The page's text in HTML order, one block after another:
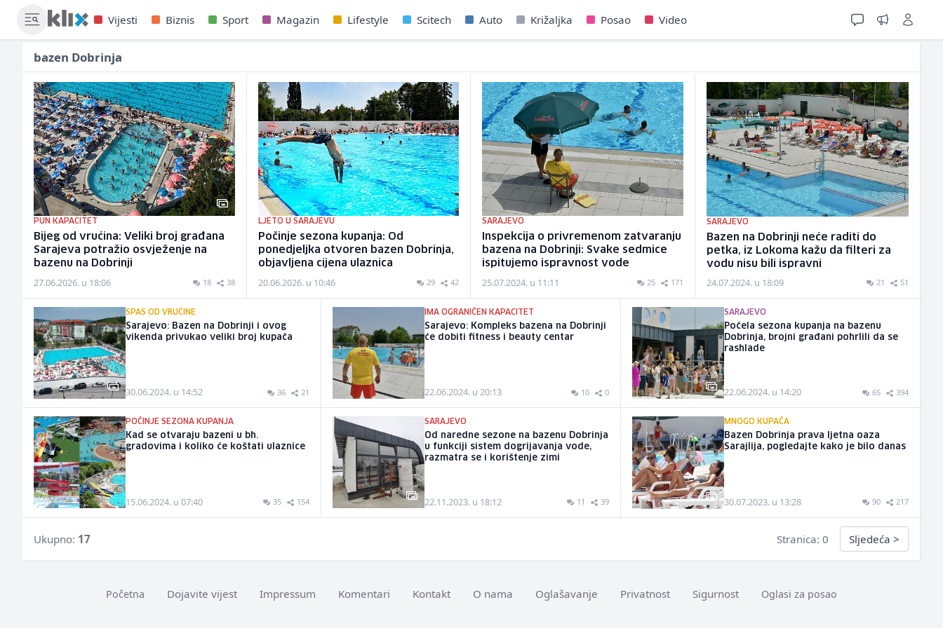
Vijesti Biznis Sport Magazin Lifestyle Scitech Auto Križaljka Posao Video
bazen Dobrinja
PUN KAPACITET
Bijeg od vrućina: Veliki broj građana
Sarajeva potražio osvježenje na
bazenu na Dobrinji
27.06.2026. u 18:06 18 38
LJETO U SARAJEVU
Počinje sezona kupanja: Od
ponedjeljka otvoren bazen Dobrinja,
objavljena cijena ulaznica
20.06.2026. u 10:46 29 42
SARAJEVO
Inspekcija o privremenom zatvaranju
bazena na Dobrinji: Svake sedmice
ispitujemo ispravnost vode
25.07.2024. u 11:11 25 171
SARAJEVO
Bazen na Dobrinji neće raditi do
petka, iz Lokoma kažu da filteri za
vodu nisu bili ispravni
24.07.2024. u 18:09 21 51
SPAS OD VRUĆINE
Sarajevo: Bazen na Dobrinji i ovog
vikenda privukao veliki broj kupača
30.06.2024. u 14:52 36 21
IMA OGRANIČEN KAPACITET
Sarajevo: Kompleks bazena na Dobrinji
će dobiti fitness i beauty centar
22.06.2024. u 20:13 10 0
SARAJEVO
Počela sezona kupanja na bazenu
Dobrinja, brojni građani pohrlili da se
rashlade
22.06.2024. u 14:20 65 394
POČINJE SEZONA KUPANJA
Kad se otvaraju bazeni u bh.
gradovima i koliko će koštati ulaznice
15.06.2024. u 07:40 35 154
SARAJEVO
Od naredne sezone na bazenu Dobrinja
u funkciji sistem dogrijavanja vode,
razmatra se i korištenje zimi
22.11.2023. u 18:12 11 39
MNOGO KUPAČA
Bazen Dobrinja prava ljetna oaza
Sarajlija, pogledajte kako je bilo danas
30.07.2023. u 13:28 90 217
Ukupno: 17 Stranica: 0 Sljedeća >
Početna Dojavite vijest Impressum Komentari Kontakt O nama Oglašavanje Privatnost Sigurnost Oglasi za posao